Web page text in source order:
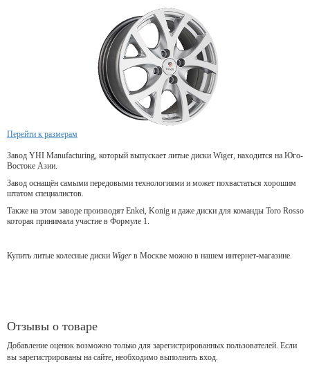
Перейти к размерам
Завод YHI Manufacturing, который выпускает литые диски Wiger, находится на Юго-
Востоке Азии.
Завод оснащён самыми передовыми технологиями и может похвастаться хорошим
штатом специалистов.
Также на этом заводе производят Enkei, Konig и даже диски для команды Toro Rosso
которая принимала участие в Формуле 1.
Купить литые колесные диски Wiger в Москве можно в нашем интернет-магазине.
Отзывы о товаре
Добавление оценок возможно только для зарегистрированных пользователей. Если
вы зарегистрированы на сайте, необходимо выполнить вход.